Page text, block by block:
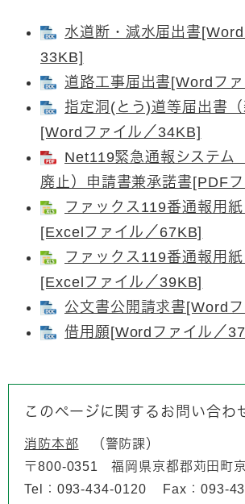
水道断・減水届出書
33KB]
道路工事届出書[Wordフ
指定洞(とう)道等届出書（
[Wordファイル／34KB]
Net119緊急通報システム
廃止）申請書兼承諾書[PDF
ファックス119番通報用紙
[Excelファイル／67KB]
ファックス119番通報用紙
[Excelファイル／39KB]
公文書公開請求書[Word
借用願[Wordファイル／
このページに関するお問い合わ
消防本部
警防課
〒800-0351
福岡県京都郡苅田町
Tel：093-434-0120
Fax：093-